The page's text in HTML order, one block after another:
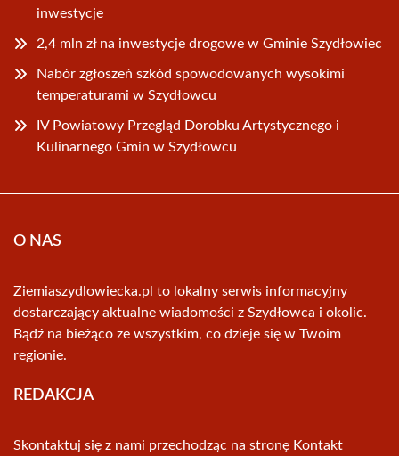
inwestycje
2,4 mln zł na inwestycje drogowe w Gminie Szydłowiec
Nabór zgłoszeń szkód spowodowanych wysokimi
temperaturami w Szydłowcu
IV Powiatowy Przegląd Dorobku Artystycznego i
Kulinarnego Gmin w Szydłowcu
O NAS
Ziemiaszydlowiecka.pl to lokalny serwis informacyjny
dostarczający aktualne wiadomości z Szydłowca i okolic.
Bądź na bieżąco ze wszystkim, co dzieje się w Twoim
regionie.
REDAKCJA
Skontaktuj się z nami przechodząc na stronę Kontakt